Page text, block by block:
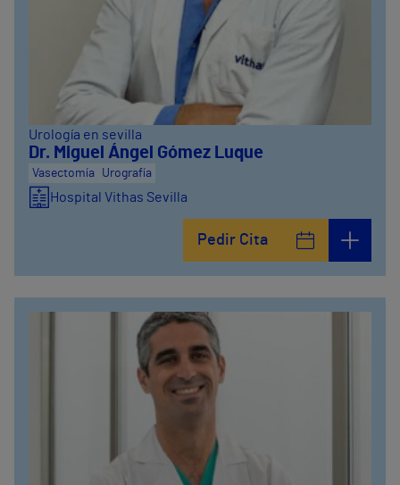
Urología en sevilla
Dr. Miguel Ángel Gómez Luque
Vasectomía Urografía
Hospital Vithas Sevilla
Pedir Cita